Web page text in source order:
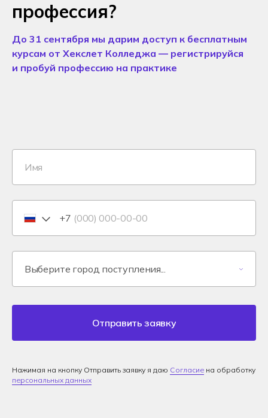
профессия?
До 31 сентября мы дарим доступ к бесплатным
курсам от Хекслет Колледжа — регистрируйся
и пробуй профессию на практике
+7
Отправить заявку
Нажимая на кнопку Отправить заявку я даю Согласие на обработку
персональных данных